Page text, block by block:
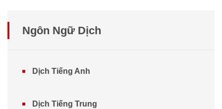
Ngôn Ngữ Dịch
Dịch Tiếng Anh
Dịch Tiếng Trung